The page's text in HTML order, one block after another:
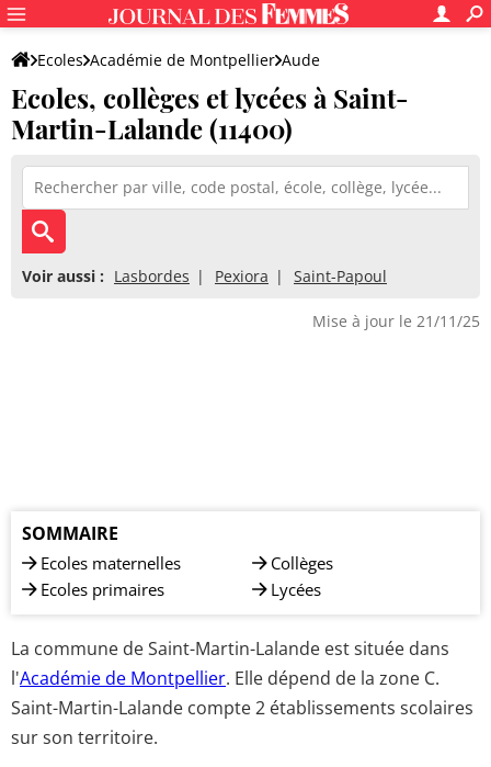
Ecoles Académie de Montpellier Aude
Ecoles, collèges et lycées à Saint-
Martin-Lalande (11400)
Voir aussi : Lasbordes Pexiora Saint-Papoul
Mise à jour le 21/11/25
SOMMAIRE
Ecoles maternelles
Ecoles primaires
Collèges
Lycées
La commune de Saint-Martin-Lalande est située dans
l'Académie de Montpellier. Elle dépend de la zone C.
Saint-Martin-Lalande compte 2 établissements scolaires
sur son territoire.